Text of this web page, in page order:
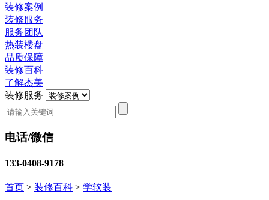
装修案例
装修服务
服务团队
热装楼盘
品质保障
装修百科
了解杰美
装修服务
电话/微信
133-0408-9178
首页 > 装修百科 > 学软装